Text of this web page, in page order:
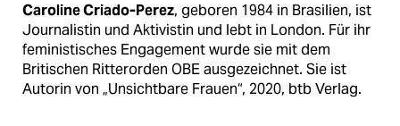
Caroline Criado-Perez, geboren 1984 in Brasilien, ist
Journalistin und Aktivistin und lebt in London. Für ihr
feministisches Engagement wurde sie mit dem
Britischen Ritterorden OBE ausgezeichnet. Sie ist
Autorin von „Unsichtbare Frauen“, 2020, btb Verlag.